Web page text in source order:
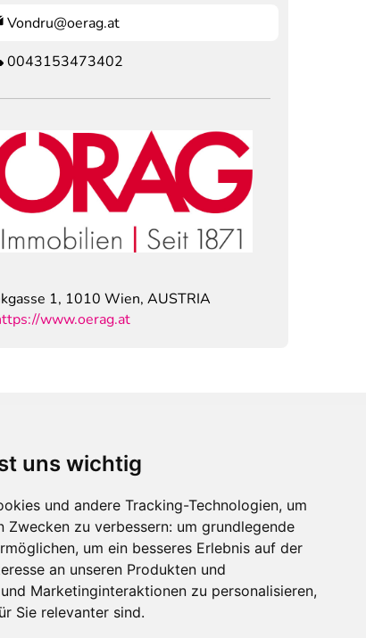
uns wichtig
und andere Tracking-Technologien, um
Zwecken zu verbessern: um grundlegende
, um ein besseres Erlebnis auf der
an unseren Produkten und
Marketinginteraktionen zu personalisieren,
Sie relevanter sind.
Vondru@oerag.at
0043153473402
1, 1010 Wien, AUSTRIA
www.oerag.at
Immobilienmarktplatz Newsletter
Erhalten Sie regelmäßig Neuigkeiten und
Serviceangebote zu Themen rund um die
Immobilie.